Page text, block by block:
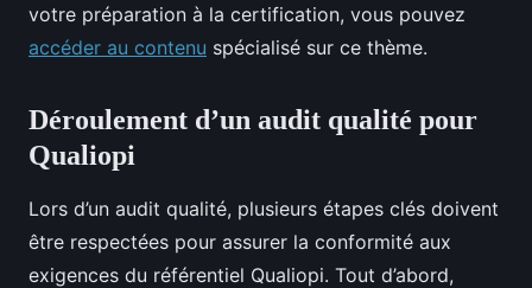
votre préparation à la certification, vous pouvez
accéder au contenu spécialisé sur ce thème.
Déroulement d’un audit qualité pour
Qualiopi
Lors d’un audit qualité, plusieurs étapes clés doivent
être respectées pour assurer la conformité aux
exigences du référentiel Qualiopi. Tout d’abord,